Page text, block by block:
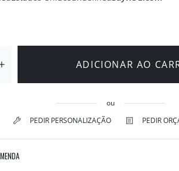
ADICIONAR AO
ou
PEDIR PERSONALIZAÇÃO
PEDIR